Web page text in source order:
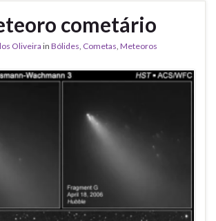
cometário
Oliveira in Bólides Cometas Meteoros